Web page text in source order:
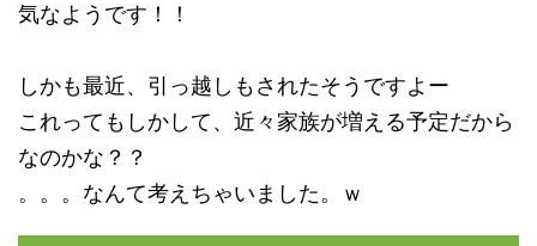
気なようです！！
しかも最近、引っ越しもされたそうですよー
これってもしかして、近々家族が増える予定だから
なのかな？？
。。。なんて考えちゃいました。ｗ